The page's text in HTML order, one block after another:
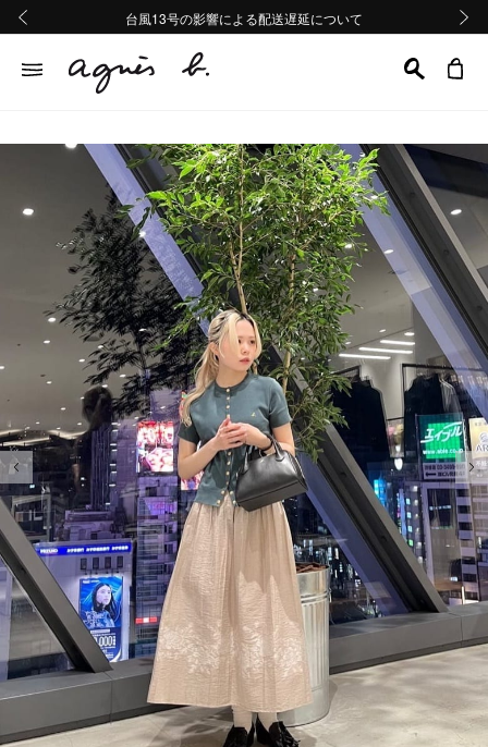
熊本地域地震の影響による配送遅延について
Summer Sale 2buy10%OFF!!
台風13号の影響による配送遅延について
熊本地域地震の影響による配送遅延について
Summer Sale 2buy10%OFF!!
前の画像 次